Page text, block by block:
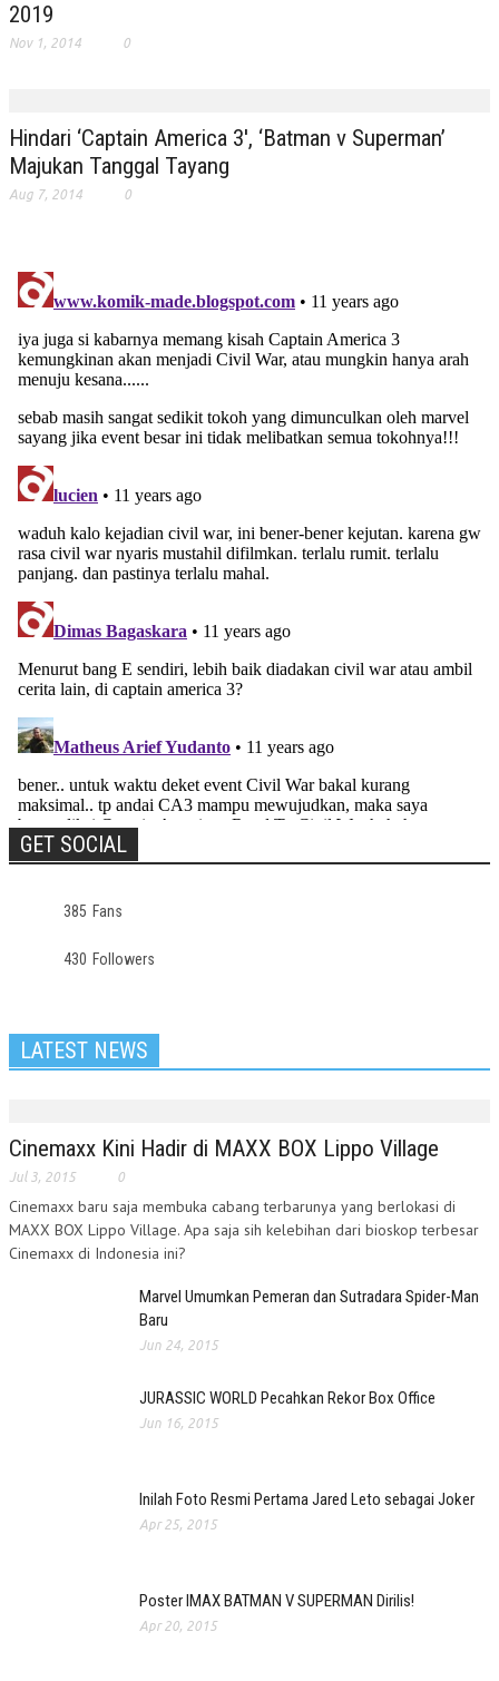
2019
Nov 1, 2014 0
Hindari ‘Captain America 3′, ‘Batman v Superman’
Majukan Tanggal Tayang
Aug 7, 2014 0
GET SOCIAL
385 Fans
430 Followers
LATEST NEWS
Cinemaxx Kini Hadir di MAXX BOX Lippo Village
Jul 3, 2015 0
Cinemaxx baru saja membuka cabang terbarunya yang berlokasi di
MAXX BOX Lippo Village. Apa saja sih kelebihan dari bioskop terbesar
Cinemaxx di Indonesia ini?
Marvel Umumkan Pemeran dan Sutradara Spider-Man
Baru
Jun 24, 2015
JURASSIC WORLD Pecahkan Rekor Box Office
Jun 16, 2015
Inilah Foto Resmi Pertama Jared Leto sebagai Joker
Apr 25, 2015
Poster IMAX BATMAN V SUPERMAN Dirilis!
Apr 20, 2015